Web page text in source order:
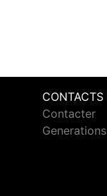
CONTACTS
Contacter
Generations